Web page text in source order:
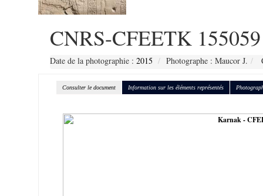
CNRS-CFEETK 155059
Date de la photographie : 2015 Photographe : Maucor J.
Consulter le document Information sur les éléments représentés